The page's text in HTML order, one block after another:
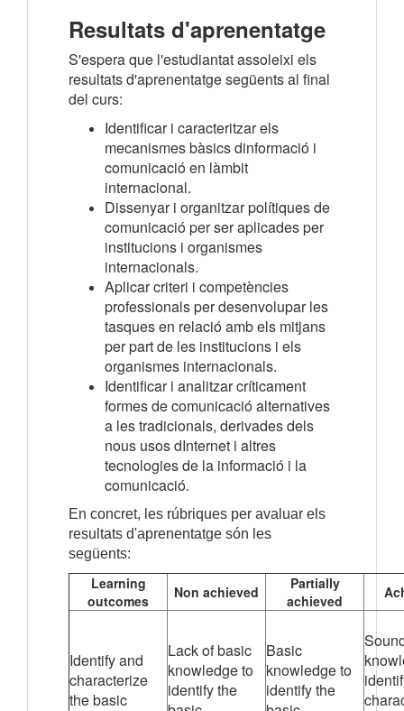
Resultats d'aprenentatge
S'espera que l'estudiantat assoleixi els
resultats d'aprenentatge següents al final
del curs:
Identificar i caracteritzar els
mecanismes bàsics dinformació i
comunicació en làmbit
internacional.
Dissenyar i organitzar polítiques de
comunicació per ser aplicades per
institucions i organismes
internacionals.
Aplicar criteri i competències
professionals per desenvolupar les
tasques en relació amb els mitjans
per part de les institucions i els
organismes internacionals.
Identificar i analitzar críticament
formes de comunicació alternatives
a les tradicionals, derivades dels
nous usos dInternet i altres
tecnologies de la informació i la
comunicació.
En concret, les rúbriques per avaluar els
resultats d'aprenentatge són les
següents:
Learning
outcomes
Non achieved
Partially
achieved
Identify and
characterize
the basic
Lack of basic
knowledge to
identify the
Basic
knowledge to
identify the